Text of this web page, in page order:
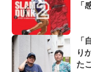
「
「
り
た